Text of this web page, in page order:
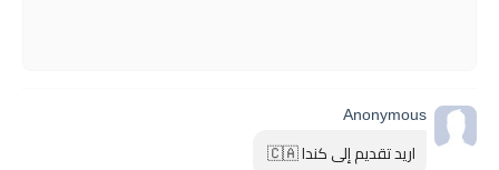
Anonymous
اريد تقديم إلى كندا 🇨🇦